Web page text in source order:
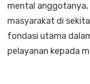
mental anggotanya,
masyarakat di
fondasi utama
pelayanan kepada